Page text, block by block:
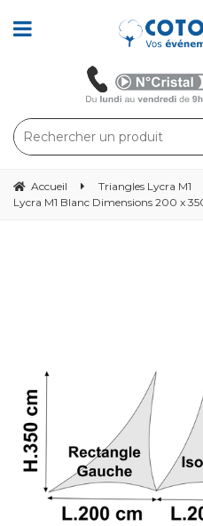
Accueil Triangles Lycra M1
Lycra M1 Blanc Dimensions 200 x